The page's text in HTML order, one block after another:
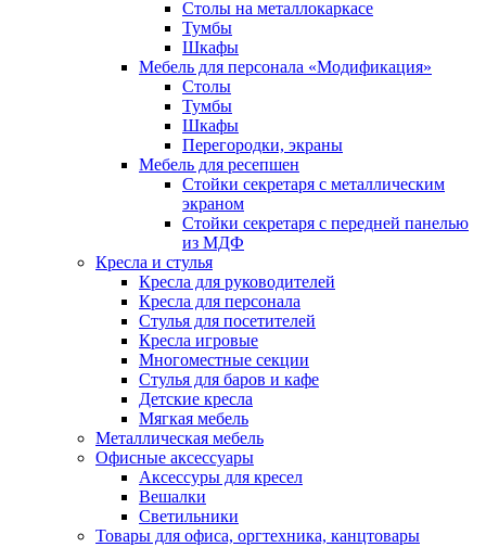
Столы на металлокаркасе
Тумбы
Шкафы
Мебель для персонала «Модификация»
Столы
Тумбы
Шкафы
Перегородки, экраны
Мебель для ресепшен
Стойки секретаря с металлическим
экраном
Стойки секретаря с передней панелью
из МДФ
Кресла и стулья
Кресла для руководителей
Кресла для персонала
Стулья для посетителей
Кресла игровые
Многоместные секции
Стулья для баров и кафе
Детские кресла
Мягкая мебель
Металлическая мебель
Офисные аксессуары
Аксессуры для кресел
Вешалки
Светильники
Товары для офиса, оргтехника, канцтовары